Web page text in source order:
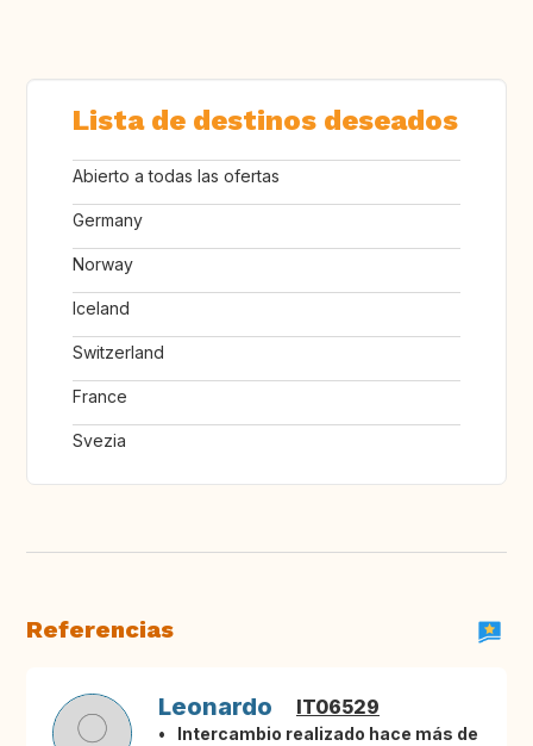
Lista de destinos deseados
Abierto a todas las ofertas
Germany
Norway
Iceland
Switzerland
France
Svezia
Referencias
Leonardo IT06529
Intercambio realizado hace más de